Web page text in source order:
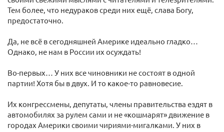
Тем более, что недураков среди них ещё, слава Богу,
предостаточно.
Да, не всё в сегодняшней Америке идеально гладко…
Однако, не нам в России их осуждать!
Во-первых… У них все чиновники не состоят в одной
партии! Хотя бы в двух. И то какое-то равновесие.
Их конгрессмены, депутаты, члены правительства ездят в
автомобилях за рулем сами и не «кошмарят» движение в
городах Америки своими чириями-мигалками. У них в